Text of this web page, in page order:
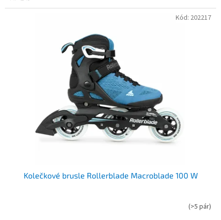
Kolečkové brusle Rollerblade Macroblade 100 W
(>5 pár)
Kód: 202217